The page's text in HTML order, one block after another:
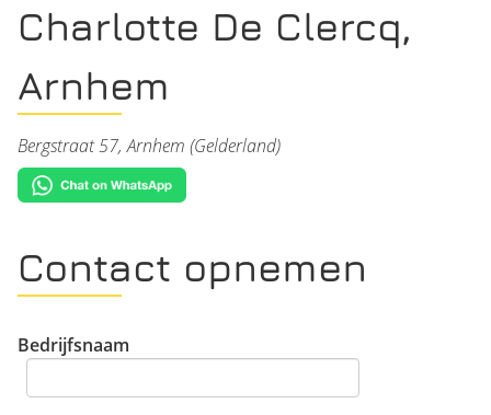
Charlotte De Clercq,
Arnhem
Bergstraat 57, Arnhem (Gelderland)
Contact opnemen
Bedrijfsnaam